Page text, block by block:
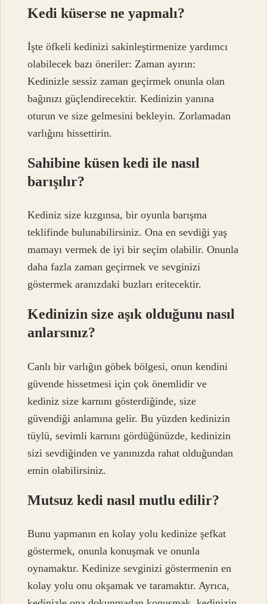
Kedi küserse ne yapmalı?
İşte öfkeli kedinizi sakinleştirmenize yardımcı
olabilecek bazı öneriler: Zaman ayırın:
Kedinizle sessiz zaman geçirmek onunla olan
bağınızı güçlendirecektir. Kedinizin yanına
oturun ve size gelmesini bekleyin. Zorlamadan
varlığını hissettirin.
Sahibine küsen kedi ile nasıl
barışılır?
Kediniz size kızgınsa, bir oyunla barışma
teklifinde bulunabilirsiniz. Ona en sevdiği yaş
mamayı vermek de iyi bir seçim olabilir. Onunla
daha fazla zaman geçirmek ve sevginizi
göstermek aranızdaki buzları eritecektir.
Kedinizin size aşık olduğunu nasıl
anlarsınız?
Canlı bir varlığın göbek bölgesi, onun kendini
güvende hissetmesi için çok önemlidir ve
kediniz size karnını gösterdiğinde, size
güvendiği anlamına gelir. Bu yüzden kedinizin
tüylü, sevimli karnını gördüğünüzde, kedinizin
sizi sevdiğinden ve yanınızda rahat olduğundan
emin olabilirsiniz.
Mutsuz kedi nasıl mutlu edilir?
Bunu yapmanın en kolay yolu kedinize şefkat
göstermek, onunla konuşmak ve onunla
oynamaktır. Kedinize sevginizi göstermenin en
kolay yolu onu okşamak ve taramaktır. Ayrıca,